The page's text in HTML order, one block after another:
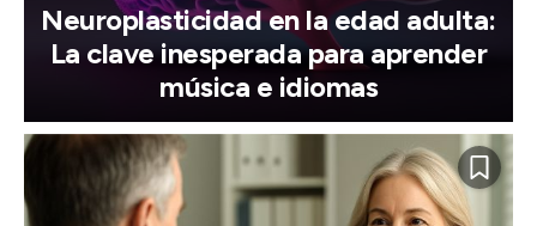
Neuroplasticidad en la edad adulta:
La clave inesperada para aprender
música e idiomas